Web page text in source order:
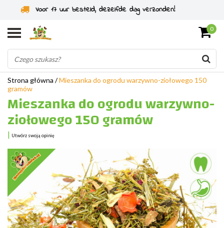
Specjaliści od gryzoni od 2011 roku
0
Strona główna /Mieszanka do ogrodu warzywno-ziołowego 150
gramów
Mieszanka do ogrodu warzywno-
ziołowego 150 gramów
| Utwórz swoją opinię